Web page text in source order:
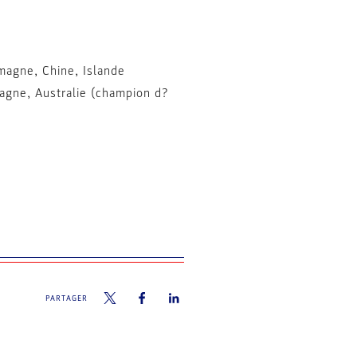
Chine, Islande
Australie (champion d?
PARTAGER